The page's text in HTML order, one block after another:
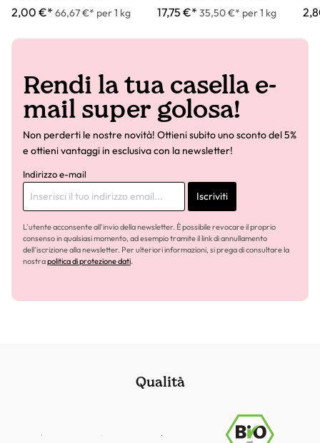
2,00 €* 66,67 €* per 1 kg
17,75 €* 35,50 €* per 1 kg
Rendi la tua casella e-
mail super golosa!
Non perderti le nostre novità! Ottieni subito uno sconto del 5%
e ottieni vantaggi in esclusiva con la newsletter!
Indirizzo e-mail
Iscriviti
L'utente acconsente all'invio della newsletter. È possibile revocare il proprio
consenso in qualsiasi momento, ad esempio tramite il link di annullamento
dell'iscrizione alla newsletter. Per ulteriori informazioni, si prega di consultare la
nostrapolitica di protezione dati.
Qualità